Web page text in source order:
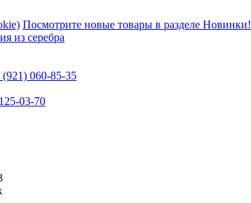
Посмотрите новые товары в разделе Новинки!
(921) 060-85-35
03-70